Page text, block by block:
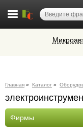
Главная » Каталог »
Фирмы